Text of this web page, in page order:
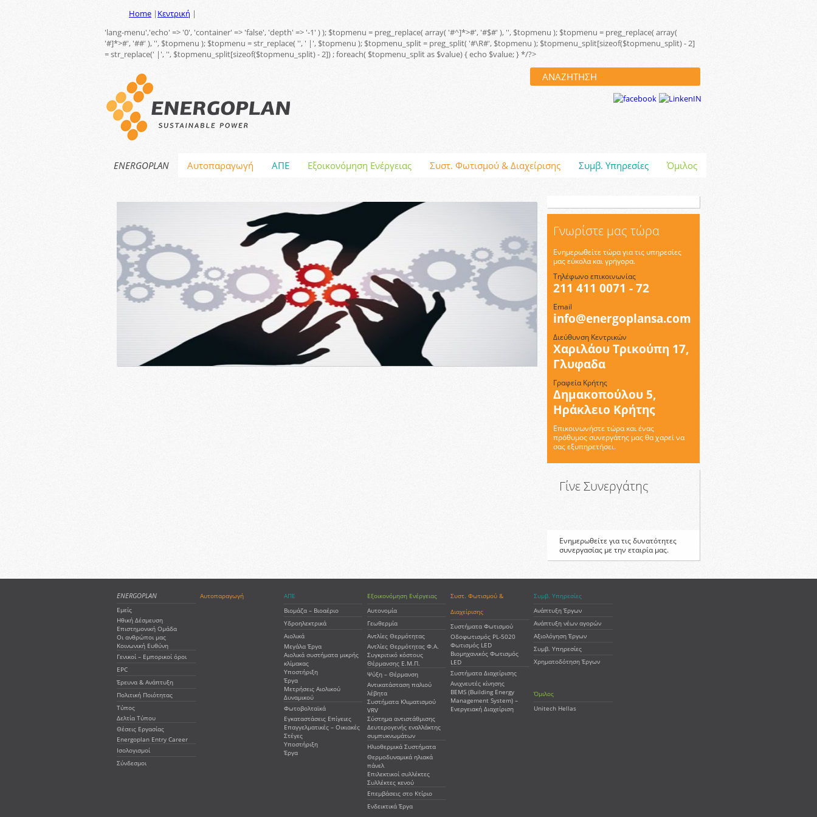
Home | Κεντρική |
'lang-menu','echo' => '0', 'container' => 'false', 'depth' => '-1' ) ); $topmenu = preg_replace( array( '#^]*>#', '#$#' ), '', $topmenu ); $topmenu = preg_replace( array(
'#]*>#', '##' ), '', $topmenu ); $topmenu = str_replace( '', ' |', $topmenu ); $topmenu_split = preg_split( '#\R#', $topmenu ); $topmenu_split[sizeof($topmenu_split) - 2]
= str_replace(' |', '', $topmenu_split[sizeof($topmenu_split) - 2]) ; foreach( $topmenu_split as $value) { echo $value; } */?>
ENERGOPLAN Αυτοπαραγωγή ΑΠΕ Εξοικονόμηση Ενέργειας Συστ. Φωτισμού & Διαχείρισης Συμβ. Υπηρεσίες Όμιλος
Γνωρίστε μας τώρα
Ενημερωθείτε τώρα για τις υπηρεσίες
μας εύκολα και γρήγορα.
Τηλέφωνο επικοινωνίας
211 411 0071 - 72
Email
info@energoplansa.com
Διεύθυνση Κεντρικών
Χαριλάου Τρικούπη 17,
Γλυφαδα
Γραφεία Κρήτης
Δημακοπούλου 5,
Ηράκλειο Κρήτης
Επικοινωνήστε τώρα και ένας
πρόθυμος συνεργάτης μας θα χαρεί να
σας εξυπηρετήσει.
Γίνε Συνεργάτης
Ενημερωθείτε για τις δυνατότητες
συνεργασίας με την εταιρία μας.
ENERGOPLAN
Εμείς
Ηθική Δέσμευση
Επιστημονική Ομάδα
Οι ανθρώποι μας
Κοινωνική Ευθύνη
Γενικοί – Εμπορικοί όροι
EPC
Έρευνα & Ανάπτυξη
Πολιτική Ποιότητας
Τύπος
Δελτία Τύπου
Θέσεις Εργασίας
Energoplan Entry Career
Ισολογισμοί
Σύνδεσμοι
Αυτοπαραγωγή
ΑΠΕ
Βιομάζα – Βιοαέριο
Υδροηλεκτρικά
Αιολικά
Μεγάλα Έργα
Αιολικά συστήματα μικρής
κλίμακας
Υποστήριξη
Έργα
Μετρήσεις Αιολικού
Δυναμικού
Φωτοβολταϊκά
Εγκαταστάσεις Επίγειες
Επαγγελματικές – Οικιακές
Στέγες
Υποστήριξη
Έργα
Εξοικονόμηση Ενέργειας
Αυτονομία
Γεωθερμία
Αντλίες Θερμότητας
Αντλίες Θερμότητας Φ.Α.
Συγκριτικό κόστους
Θέρμανσης Ε.Μ.Π.
Ψύξη – Θέρμανση
Αντικατάσταση παλιού
λέβητα
Συστήματα Κλιματισμού
VRV
Σύστημα αντιστάθμισης
Δευτερογενής εναλλάκτης
συμπυκνωμάτων
Ηλιοθερμικά Συστήματα
Θερμοδυναμικά ηλιακά
πάνελ
Επιλεκτικοί συλλέκτες
Συλλέκτες κενού
Επεμβάσεις στο Κτίριο
Ενδεικτικά Έργα
Συστ. Φωτισμού &
Διαχείρισης
Συστήματα Φωτισμού
Οδοφωτισμός PL-5020
Φωτισμός LED
Βιομηχανικός Φωτισμός
LED
Συστήματα Διαχείρισης
Ανιχνευτές κίνησης
BEMS (Building Energy
Management System) –
Ενεργειακή Διαχείριση
Συμβ. Υπηρεσίες
Ανάπτυξη Έργων
Ανάπτυξη νέων αγορών
Αξιολόγηση Έργων
Συμβ. Υπηρεσίες
Χρηματοδότηση Έργων
Όμιλος
Unitech Hellas